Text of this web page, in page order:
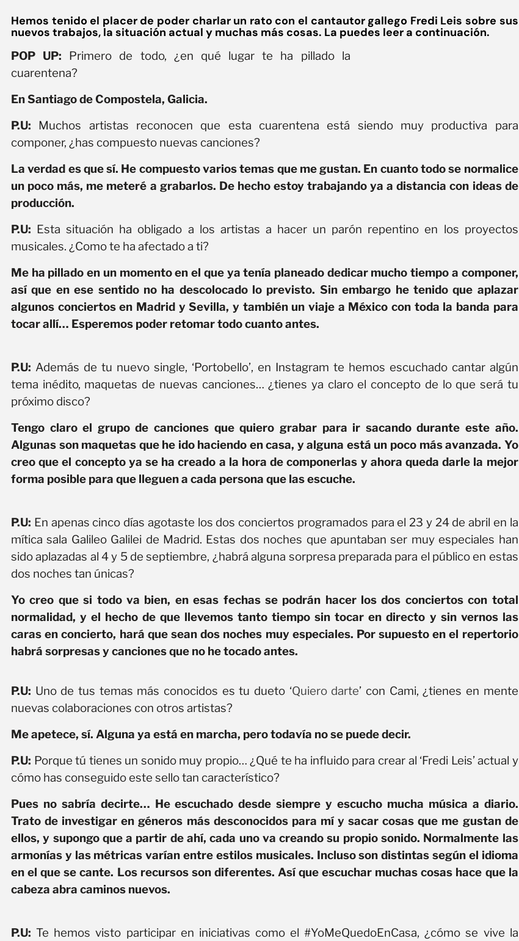
Hemos tenido el placer de poder charlar un rato con el cantautor gallego Fredi Leis sobre sus
nuevos trabajos, la situación actual y muchas más cosas. La puedes leer a continuación.
POP UP: Primero de todo, ¿en qué lugar te ha pillado la
cuarentena?
En Santiago de Compostela, Galicia.
P.U: Muchos artistas reconocen que esta cuarentena está siendo muy productiva para
componer, ¿has compuesto nuevas canciones?
La verdad es que sí. He compuesto varios temas que me gustan. En cuanto todo se normalice
un poco más, me meteré a grabarlos. De hecho estoy trabajando ya a distancia con ideas de
producción.
P.U: Esta situación ha obligado a los artistas a hacer un parón repentino en los proyectos
musicales. ¿Como te ha afectado a ti?
Me ha pillado en un momento en el que ya tenía planeado dedicar mucho tiempo a componer,
así que en ese sentido no ha descolocado lo previsto. Sin embargo he tenido que aplazar
algunos conciertos en Madrid y Sevilla, y también un viaje a México con toda la banda para
tocar allí… Esperemos poder retomar todo cuanto antes.
P.U: Además de tu nuevo single, ‘Portobello’, en Instagram te hemos escuchado cantar algún
tema inédito, maquetas de nuevas canciones… ¿tienes ya claro el concepto de lo que será tu
próximo disco?
Tengo claro el grupo de canciones que quiero grabar para ir sacando durante este año.
Algunas son maquetas que he ido haciendo en casa, y alguna está un poco más avanzada. Yo
creo que el concepto ya se ha creado a la hora de componerlas y ahora queda darle la mejor
forma posible para que lleguen a cada persona que las escuche.
P.U: En apenas cinco días agotaste los dos conciertos programados para el 23 y 24 de abril en la
mítica sala Galileo Galilei de Madrid. Estas dos noches que apuntaban ser muy especiales han
sido aplazadas al 4 y 5 de septiembre, ¿habrá alguna sorpresa preparada para el público en estas
dos noches tan únicas?
Yo creo que si todo va bien, en esas fechas se podrán hacer los dos conciertos con total
normalidad, y el hecho de que llevemos tanto tiempo sin tocar en directo y sin vernos las
caras en concierto, hará que sean dos noches muy especiales. Por supuesto en el repertorio
habrá sorpresas y canciones que no he tocado antes.
P.U: Uno de tus temas más conocidos es tu dueto ‘Quiero darte’ con Cami, ¿tienes en mente
nuevas colaboraciones con otros artistas?
Me apetece, sí. Alguna ya está en marcha, pero todavía no se puede decir.
P.U: Porque tú tienes un sonido muy propio… ¿Qué te ha influido para crear al ‘Fredi Leis’ actual y
cómo has conseguido este sello tan característico?
Pues no sabría decirte… He escuchado desde siempre y escucho mucha música a diario.
Trato de investigar en géneros más desconocidos para mí y sacar cosas que me gustan de
ellos, y supongo que a partir de ahí, cada uno va creando su propio sonido. Normalmente las
armonías y las métricas varían entre estilos musicales. Incluso son distintas según el idioma
en el que se cante. Los recursos son diferentes. Así que escuchar muchas cosas hace que la
cabeza abra caminos nuevos.
P.U:Te hemos visto participar en iniciativas como el #YoMeQuedoEnCasa, ¿cómo se vive la